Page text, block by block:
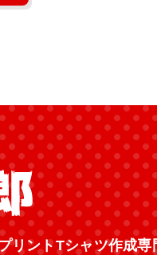
リントTシャツ作成専